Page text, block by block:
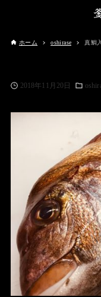
ホーム oshirase 真鯛
2018年11月20日